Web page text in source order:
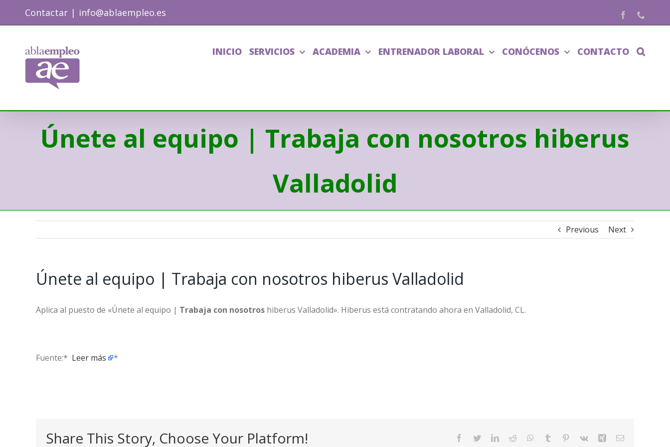
Contactar | info@ablaempleo.es Facebook
INICIO SERVICIOS ACADEMIA ENTRENADOR LABORAL CONÓCENOS CONTACTO
Únete al equipo | Trabaja con nosotros hiberus
Valladolid
Previous Next
Únete al equipo | Trabaja con nosotros hiberus Valladolid
Aplica al puesto de «Únete al equipo | Trabaja con nosotros hiberus Valladolid». Hiberus está contratando ahora en Valladolid, CL.
Fuente:* ​ Leer más *
Share This Story, Choose Your Platform! Facebook
TwitterLinkedIn
Reddit WhatsApp
Tumblr Pinterest
Vk Xing Email